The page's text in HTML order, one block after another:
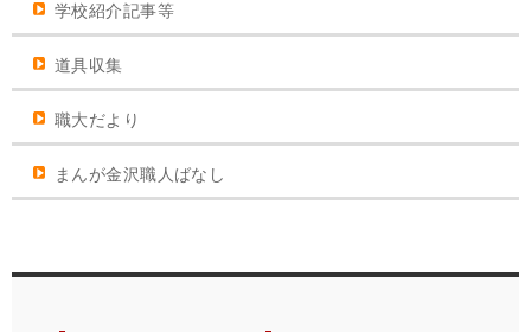
学校紹介記事等
道具収集
職大だより
まんが金沢職人ばなし